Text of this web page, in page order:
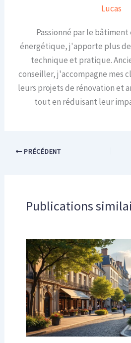
Lucas
Passionné par le
énergétique, j'apporte plus de
technique et pratique.
conseiller, j'accompagne mes
leurs projets de rénovation et
tout en réduisant leur
PRÉCÉDENT
Publications